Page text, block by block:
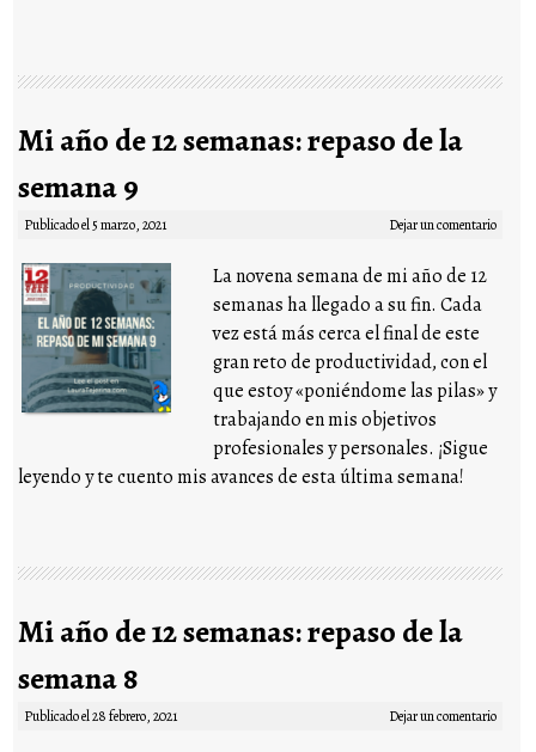
Mi año de 12 semanas: repaso de la
semana 9
Publicado el5 marzo, 2021 Dejar un comentario
La novena semana de mi año de 12
semanas ha llegado a su fin. Cada
vez está más cerca el final de este
gran reto de productividad, con el
que estoy «poniéndome las pilas» y
trabajando en mis objetivos
profesionales y personales. ¡Sigue
leyendo y te cuento mis avances de esta última semana!
Mi año de 12 semanas: repaso de la
semana 8
Publicado el28 febrero, 2021 Dejar un comentario